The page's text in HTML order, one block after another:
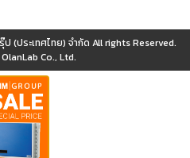
(ประเทศไทย) จำกัด All rights Reserved.
OlanLab Co., Ltd.